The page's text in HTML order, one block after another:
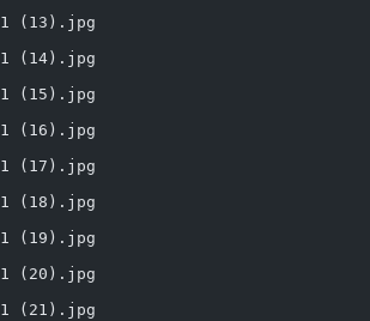
1 (13).jpg
1 (14).jpg
1 (15).jpg
1 (16).jpg
1 (17).jpg
1 (18).jpg
1 (19).jpg
1 (20).jpg
1 (21).jpg